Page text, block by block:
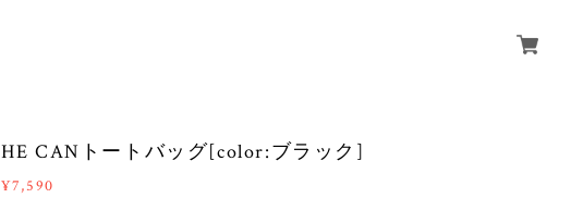
HE CANトートバッグ[color:ブラック]
¥7,590